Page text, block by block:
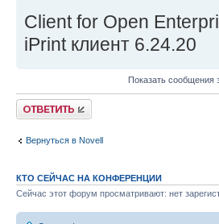
Client for Open
iPrint клиент 6.24.20
Показать сообщения
Ответить
Вернуться в Novell
КТО СЕЙЧАС НА КОНФЕРЕНЦИИ
Сейчас этот форум просматривают: нет